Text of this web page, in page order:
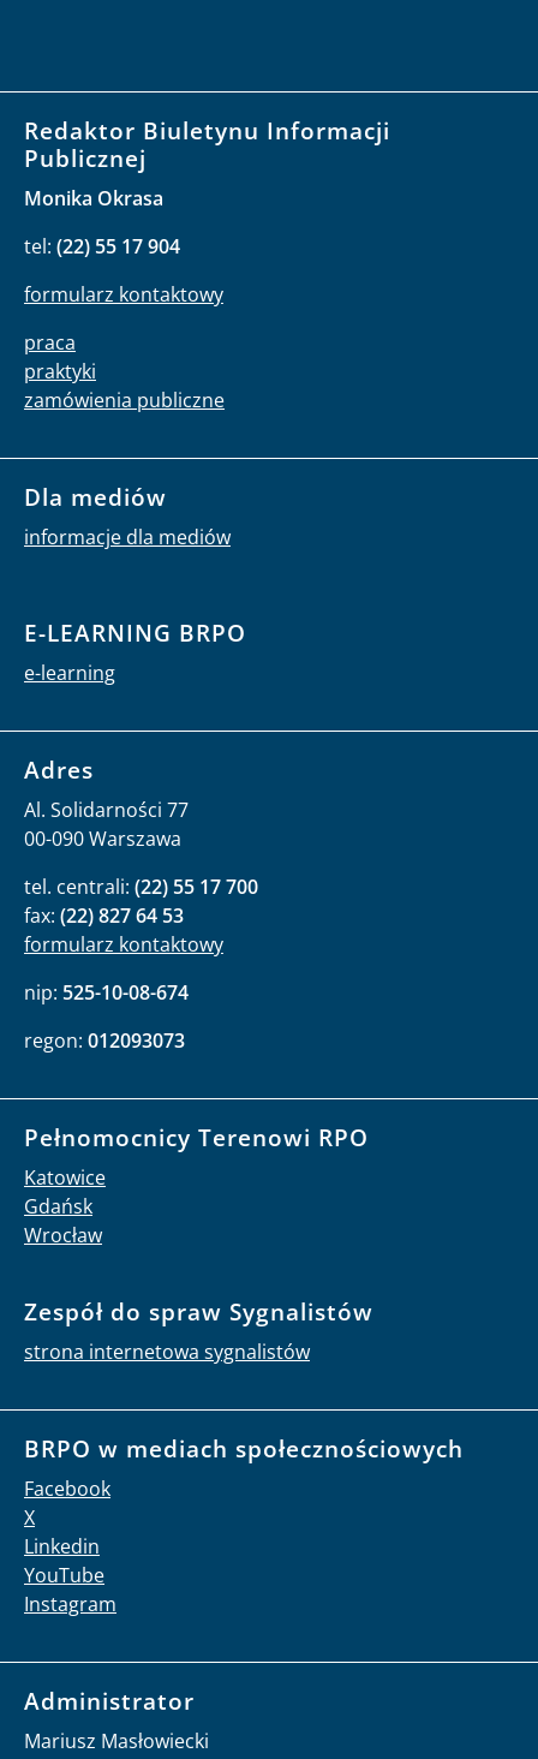
Redaktor Biuletynu Informacji
Publicznej
Monika Okrasa
tel: (22) 55 17 904
formularz kontaktowy
praca
praktyki
zamówienia publiczne
Dla mediów
informacje dla mediów
E-LEARNING BRPO
e-learning
Adres
Al. Solidarności 77
00-090 Warszawa
tel. centrali: (22) 55 17 700
fax: (22) 827 64 53
formularz kontaktowy
nip: 525-10-08-674
regon: 012093073
Pełnomocnicy Terenowi RPO
Katowice
Gdańsk
Wrocław
Zespół do spraw Sygnalistów
strona internetowa sygnalistów
BRPO w mediach społecznościowych
Facebook
X
Linkedin
YouTube
Instagram
Administrator
Mariusz Masłowiecki